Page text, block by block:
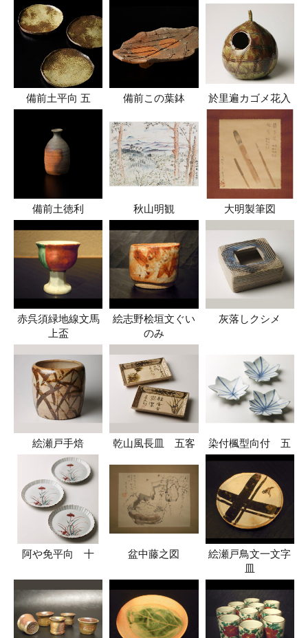
備前土平向 五 備前この葉鉢 於里遍カゴメ花入
備前土徳利 秋山明観 大明製筆図
赤呉須緑地線文馬
上盃
絵志野桧垣文ぐい
のみ
灰落しクシメ
絵瀬戸手焙 乾山風長皿 五客 染付楓型向付 五
阿や免平向 十 盆中藤之図
絵瀬戸鳥文一文字
皿